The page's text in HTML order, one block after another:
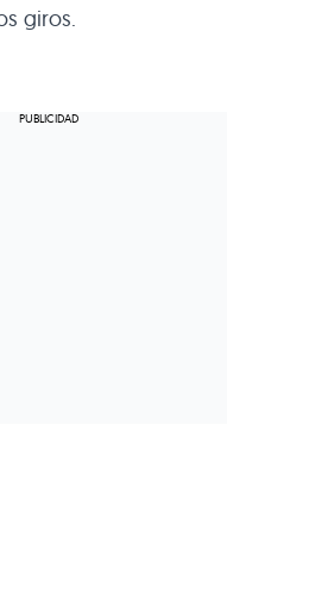
giros.